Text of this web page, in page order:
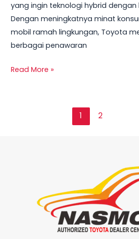
yang ingin teknologi hybrid
Dengan meningkatnya minat
mobil ramah lingkungan, Toyota
berbagai penawaran
Read More »
1 2